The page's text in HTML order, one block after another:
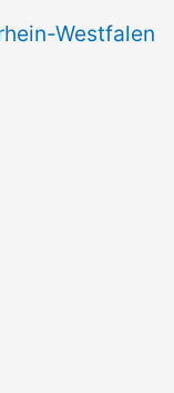
Westfalen